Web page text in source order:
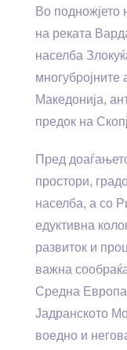
Во подножјето
на реката
населба
многубројните
Македонија,
предок на
Пред
простори,
населба, а со
едуктивна
развиток и
важна
Средна
Јадранското
воедно и